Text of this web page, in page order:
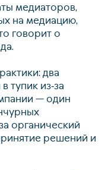
медиаторов,
на медиацию,
говорит о
два
тупик из‑за
— один
органический
решений и